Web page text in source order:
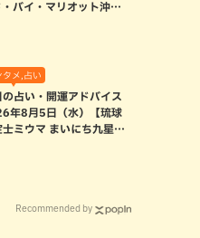
・バイ・マリオット沖縄
タメ,占い
の占い・開運アドバイス
年8月5日（水）【琉球
士ミウマ まいにち九星気
Recommended by